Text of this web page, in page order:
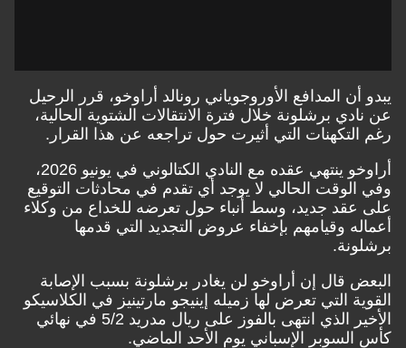
يبدو أن المدافع الأوروجوياني رونالد أراوخو، قرر الرحيل
عن نادي برشلونة خلال فترة الانتقالات الشتوية الحالية،
رغم التكهنات التي أثيرت حول تراجعه عن هذا القرار.
أراوخو ينتهي عقده مع النادي الكتالوني في يونيو 2026،
وفي الوقت الحالي لا يوجد أي تقدم في محادثات التوقيع
على عقد جديد، وسط أنباء حول تعرضه للخداع من وكلاء
أعماله وقيامهم بإخفاء عروض التجديد التي قدمها
برشلونة.
البعض قال إن أراوخو لن يغادر برشلونة بسبب الإصابة
القوية التي تعرض لها زميله إينيجو مارتينيز في الكلاسيكو
الأخير الذي انتهى بالفوز على ريال مدريد 5/2 في نهائي
كأس السوبر الإسباني يوم الأحد الماضي.